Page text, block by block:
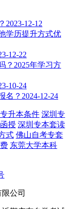
2023-12-12
学历提升方式优
12-22
？2025年学习方
10-24
名？ 2024-12-24
升本条件 深圳专
授 深圳专本套读
式 佛山自考专套
东莞大学本科
公司